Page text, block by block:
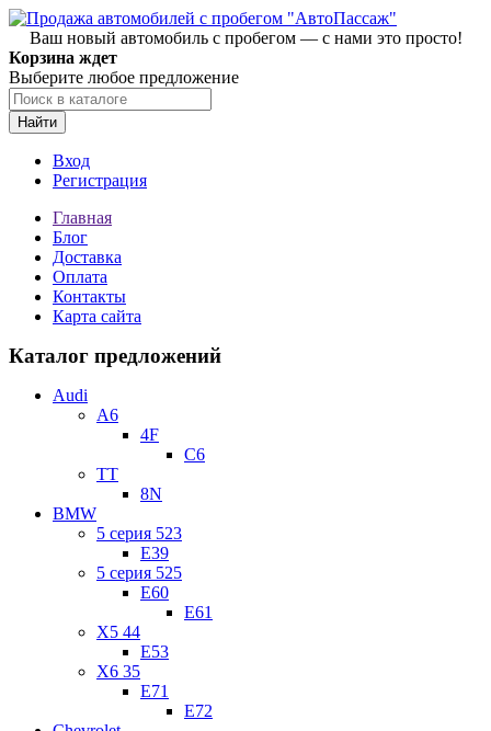
Ваш новый автомобиль с пробегом — с нами это просто!
Корзина ждет
Выберите любое предложение
Найти
Вход
Регистрация
Главная
Блог
Доставка
Оплата
Контакты
Карта сайта
Каталог предложений
Audi
A6
4F
C6
TT
8N
BMW
5 серия 523
E39
5 серия 525
E60
E61
X5 44
E53
X6 35
E71
E72